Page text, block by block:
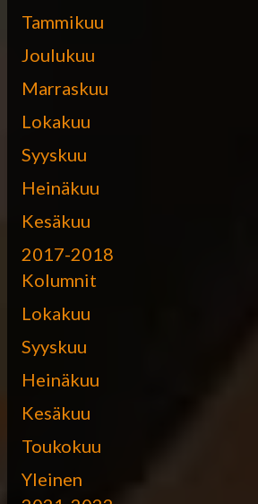
Tammikuu
Joulukuu
Marraskuu
Lokakuu
Syyskuu
Heinäkuu
Kesäkuu
2017-2018
Kolumnit
Lokakuu
Syyskuu
Heinäkuu
Kesäkuu
Toukokuu
Yleinen